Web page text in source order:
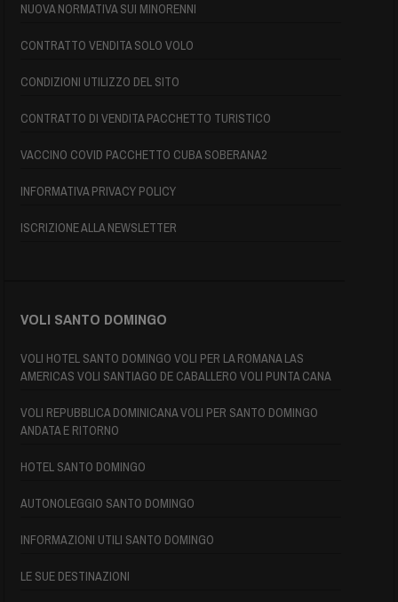
NUOVA NORMATIVA SUI MINORENNI
CONTRATTO VENDITA SOLO VOLO
CONDIZIONI UTILIZZO DEL SITO
CONTRATTO DI VENDITA PACCHETTO TURISTICO
VACCINO COVID PACCHETTO CUBA SOBERANA2
INFORMATIVA PRIVACY POLICY
ISCRIZIONE ALLA NEWSLETTER
VOLI SANTO DOMINGO
VOLI HOTEL SANTO DOMINGO VOLI PER LA ROMANA LAS
AMERICAS VOLI SANTIAGO DE CABALLERO VOLI PUNTA CANA
VOLI REPUBBLICA DOMINICANA VOLI PER SANTO DOMINGO
ANDATA E RITORNO
HOTEL SANTO DOMINGO
AUTONOLEGGIO SANTO DOMINGO
INFORMAZIONI UTILI SANTO DOMINGO
LE SUE DESTINAZIONI